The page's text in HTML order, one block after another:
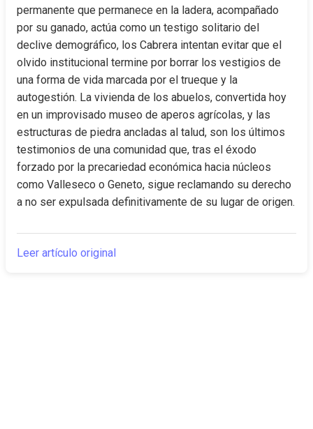
permanente que permanece en la ladera, acompañado
por su ganado, actúa como un testigo solitario del
declive demográfico, los Cabrera intentan evitar que el
olvido institucional termine por borrar los vestigios de
una forma de vida marcada por el trueque y la
autogestión. La vivienda de los abuelos, convertida hoy
en un improvisado museo de aperos agrícolas, y las
estructuras de piedra ancladas al talud, son los últimos
testimonios de una comunidad que, tras el éxodo
forzado por la precariedad económica hacia núcleos
como Valleseco o Geneto, sigue reclamando su derecho
a no ser expulsada definitivamente de su lugar de origen.
Leer artículo original